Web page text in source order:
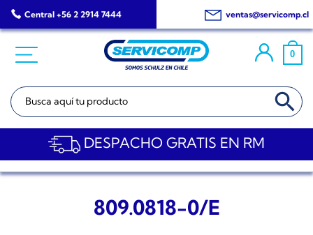
Saltar
al
Central +56 2 2914 7444 ventas@servicomp.cl
0
Buscar: BOTÓN DE
DESPACHO GRATIS EN RM
809.0818-0/E